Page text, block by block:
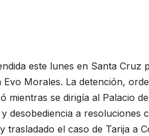
este lunes en Santa Cruz
Morales. La detención,
mientras se dirigía al Palacio
desobediencia a resoluciones
el caso de Tarija a